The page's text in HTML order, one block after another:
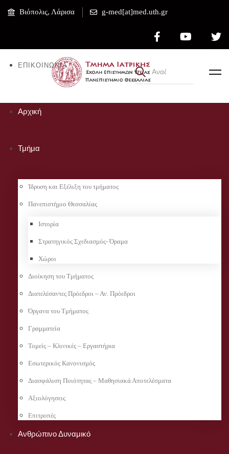
Βιόπολις, Λάρισα g-med[at]med.uth.gr
ΕΠΙΚΟΙΝΩΝΊΑ
Αρχική
Τμήμα
Ίδρυση και Εξέλιξη του τμήματος
Πανεπιστήμιο Θεσσαλίας
Ιστορία
Στρατηγικός Σχεδιασμός- Όραμα
Χώροι
Διοίκηση του Τμήματος
Διατελέσαντες Πρόεδροι – Αν. Πρόεδροι
Όργανα του Τμήματος
Γραμματεία
Τομείς – Κλινικές – Εργαστήρια
Εσωτερικός Κανονισμός
Διασφάλιση Ποιότητας – Μαθησιακά Αποτελέσματα
Αξιολόγησεις
Επιτροπές
Ανθρώπινο Δυναμικό